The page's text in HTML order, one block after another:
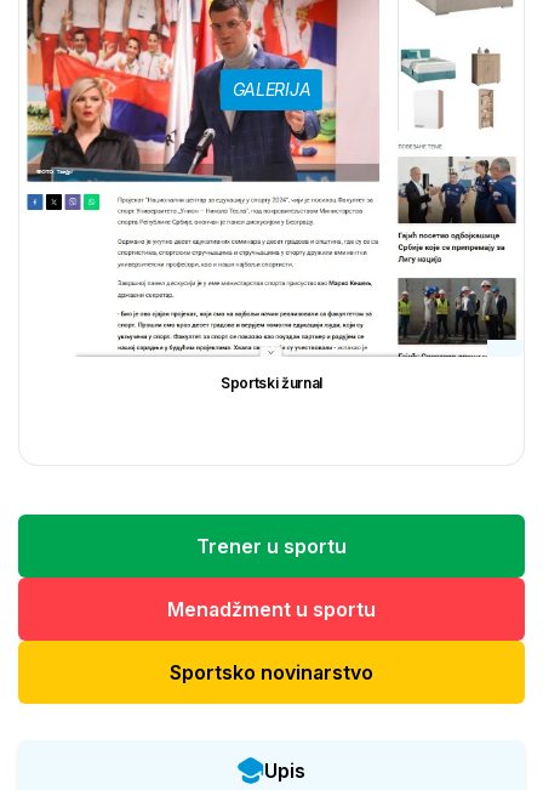
Sportski žurnal
GALERIJA
Trener u sportu
Menadžment u sportu
Sportsko novinarstvo
Upis